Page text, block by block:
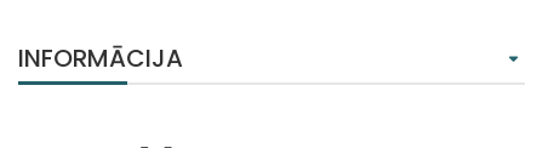
INFORMĀCIJA